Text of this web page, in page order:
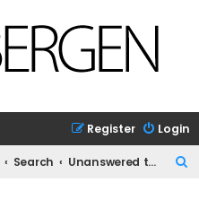
Login
Register
Search Unanswered topics